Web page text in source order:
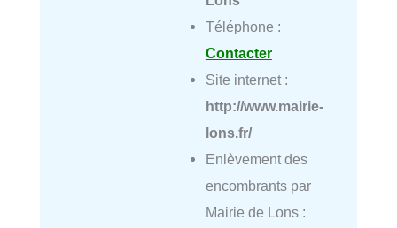
Téléphone :
Contacter
Site internet :
http://www.mairie-
lons.fr/
Enlèvement des
encombrants par
Mairie de Lons :